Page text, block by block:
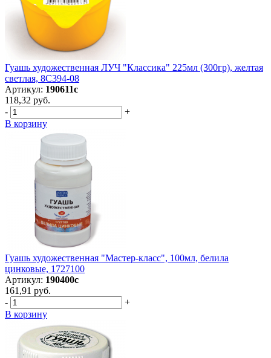
Гуашь художественная ЛУЧ "Классика" 225мл (300гр), желтая
светлая, 8С394-08
Артикул: 190611с
118,32 руб.
-
+
В корзину
Гуашь художественная "Мастер-класс", 100мл, белила
цинковые, 1727100
Артикул: 190400с
161,91 руб.
-
+
В корзину